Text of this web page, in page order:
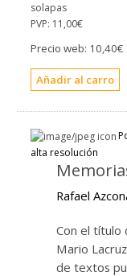
solapas
PVP: 11,00€
Precio web: 10,40€
alta resolución
Rafael
Con el título
Mario
de textos